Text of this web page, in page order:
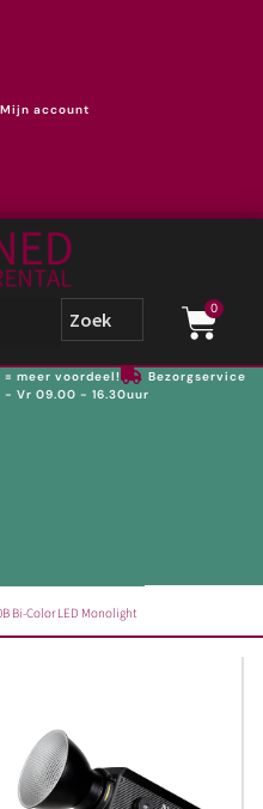
Mijn account
0
meer voordeel!
Bezorgservice
- Vr 09.00 - 16.30uur
Bi-Color LED Monolight